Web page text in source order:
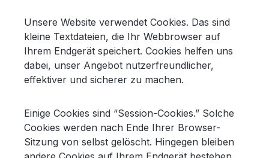
Unsere Website verwendet Cookies. Das sind
kleine Textdateien, die Ihr Webbrowser auf
Ihrem Endgerät speichert. Cookies helfen uns
dabei, unser Angebot nutzerfreundlicher,
effektiver und sicherer zu machen.
Einige Cookies sind “Session-Cookies.” Solche
Cookies werden nach Ende Ihrer Browser-
Sitzung von selbst gelöscht. Hingegen bleiben